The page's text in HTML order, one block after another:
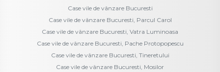
Case vile de vânzare Bucuresti
Case vile de vânzare Bucuresti, Parcul Carol
Case vile de vânzare Bucuresti, Vatra Luminoasa
Case vile de vânzare Bucuresti, Pache Protopopescu
Case vile de vânzare Bucuresti, Tineretului
Case vile de vânzare Bucuresti, Mosilor